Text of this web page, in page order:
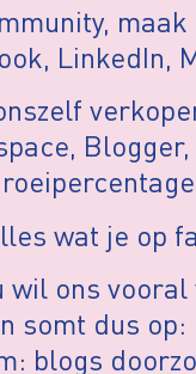
LinkedIn,
wat je op
wil ons
somt dus op:
blogs